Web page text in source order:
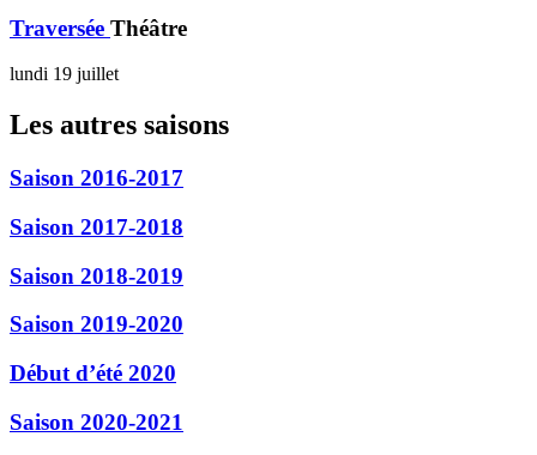
Traversée Théâtre
lundi 19 juillet
Les autres saisons
Saison 2016-2017
Saison 2017-2018
Saison 2018-2019
Saison 2019-2020
Début d’été 2020
Saison 2020-2021